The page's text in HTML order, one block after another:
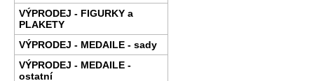
VÝPRODEJ - FIGURKY a
PLAKETY
VÝPRODEJ - MEDAILE - sady
VÝPRODEJ - MEDAILE -
ostatní